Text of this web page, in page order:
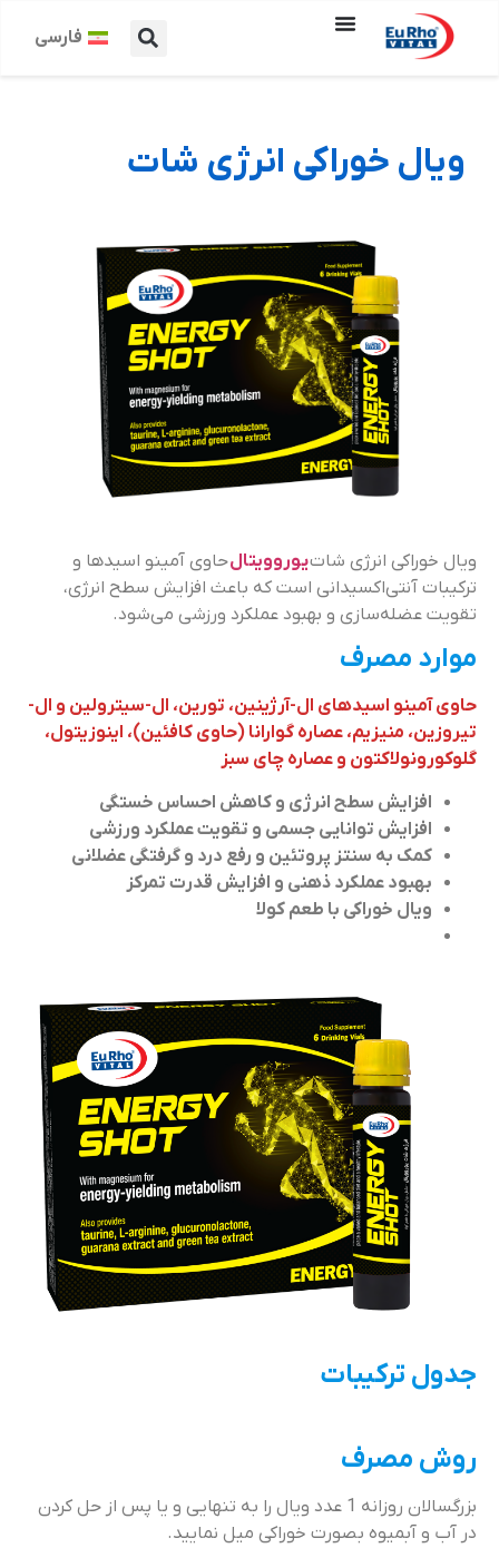
فارسی
ویال خوراکی انرژی شات
ویال خوراکی انرژی شاتیوروویتالحاوی آمینو اسیدها و
ترکیبات آنتی‌اکسیدانی است که باعث افزایش سطح انرژی،
تقویت عضله‌سازی و بهبود عملکرد ورزشی می‌شود.
موارد مصرف
حاوی آمینو اسیدهای ال-آرژینین، تورین، ال-سیترولین و ال-
تیروزین، منیزیم، عصاره گوارانا (حاوی کافئین)، اینوزیتول،
گلوکورونولاکتون و عصاره چای سبز
افزایش سطح انرژی و کاهش احساس خستگی
افزایش توانایی جسمی و تقویت عملکرد ورزشی
کمک به سنتز پروتئین و رفع درد و گرفتگی عضلانی
بهبود عملکرد ذهنی و افزایش قدرت تمرکز
ویال خوراکی با طعم کولا
جدول ترکیبات
روش مصرف
بزرگسالان روزانه 1 عدد ویال را به تنهایی و یا پس از حل کردن
در آب و آبمیوه بصورت خوراکی میل نمایید.